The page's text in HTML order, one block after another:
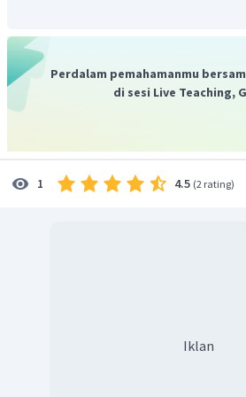
Oleh karena itu, tidak ada jawaban
Perdalam pemahamanmu
di sesi Live Teaching,
1 4.5 (2 rating)
Iklan